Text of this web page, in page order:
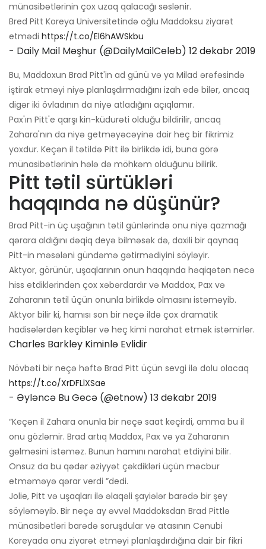
münasibətlərinin çox uzaq qalacağı səslənir.
Bred Pitt Koreya Universitetində oğlu Maddoksu ziyarət
etmədi https://t.co/El6hAWSkbu
- Daily Mail Məşhur (@DailyMailCeleb) 12 dekabr 2019
Bu, Maddoxun Brad Pitt'in ad günü və ya Milad ərəfəsində
iştirak etməyi niyə planlaşdırmadığını izah edə bilər, ancaq
digər iki övladının da niyə atladığını açıqlamır.
Pax'ın Pitt'e qarşı kin-küdurəti olduğu bildirilir, ancaq
Zahara'nın da niyə getməyəcəyinə dair heç bir fikrimiz
yoxdur. Keçən il tətildə Pitt ilə birlikdə idi, buna görə
münasibətlərinin hələ də möhkəm olduğunu bilirik.
Pitt tətil sürtükləri
haqqında nə düşünür?
Brad Pitt-in üç uşağının tətil günlərində onu niyə qazmağı
qərara aldığını dəqiq deyə bilməsək də, daxili bir qaynaq
Pitt-in məsələni gündəmə gətirmədiyini söyləyir.
Aktyor, görünür, uşaqlarının onun haqqında həqiqətən necə
hiss etdiklərindən çox xəbərdardır və Maddox, Pax və
Zaharanın tətil üçün onunla birlikdə olmasını istəməyib.
Aktyor bilir ki, hamısı son bir neçə ildə çox dramatik
hadisələrdən keçiblər və heç kimi narahat etmək istəmirlər.
Charles Barkley Kiminlə Evlidir
Növbəti bir neçə həftə Brad Pitt üçün sevgi ilə dolu olacaq
https://t.co/XrDFLlXSae
- Əyləncə Bu Gecə (@etnow) 13 dekabr 2019
“Keçən il Zahara onunla bir neçə saat keçirdi, amma bu il
onu gözləmir. Brad artıq Maddox, Pax və ya Zaharanın
gəlməsini istəməz. Bunun hamını narahat etdiyini bilir.
Onsuz da bu qədər əziyyət çəkdikləri üçün məcbur
etməməyə qərar verdi ”dedi.
Jolie, Pitt və uşaqları ilə əlaqəli şayiələr barədə bir şey
söyləməyib. Bir neçə ay əvvəl Maddoksdan Brad Pittlə
münasibətləri barədə soruşdular və atasının Cənubi
Koreyada onu ziyarət etməyi planlaşdırdığına dair bir fikri